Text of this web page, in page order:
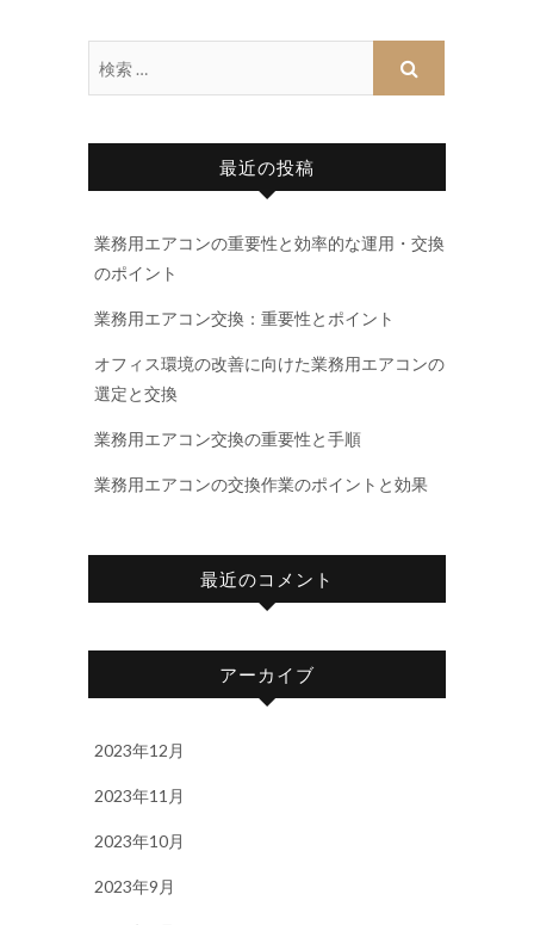
最近の投稿
業務用エアコンの重要性と効率的な運用・交換
のポイント
業務用エアコン交換：重要性とポイント
オフィス環境の改善に向けた業務用エアコンの
選定と交換
業務用エアコン交換の重要性と手順
業務用エアコンの交換作業のポイントと効果
最近のコメント
アーカイブ
2023年12月
2023年11月
2023年10月
2023年9月